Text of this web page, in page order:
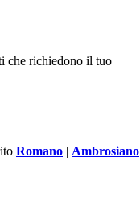
che richiedono il tuo
Romano | Ambrosiano